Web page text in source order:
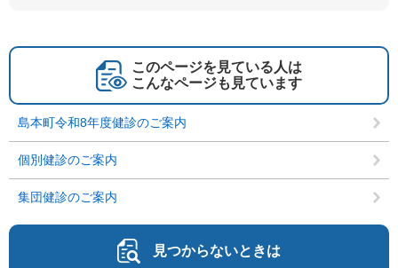
このページを見ている人は
こんなページも見ています
島本町令和8年度健診のご案内
個別健診のご案内
集団健診のご案内
見つからないときは